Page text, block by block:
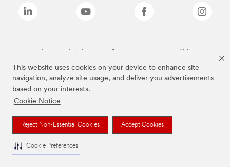
This website uses cookies on your device to enhance site
navigation, analyze site usage, and deliver you advertisements
based on your interests.
Cookie Notice
Reject Non-Essential Cookies Accept Cookies
Cookie Preferences
As marcas listadas a cima são marcas comerciais da 3M.